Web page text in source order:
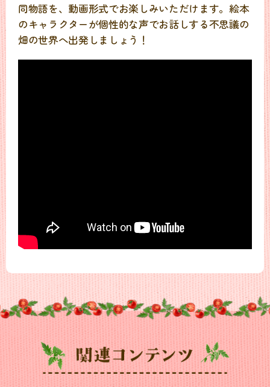
同物語を、動画形式でお楽しみいただけます。絵本
のキャラクターが個性的な声でお話しする不思議の
畑の世界へ出発しましょう！